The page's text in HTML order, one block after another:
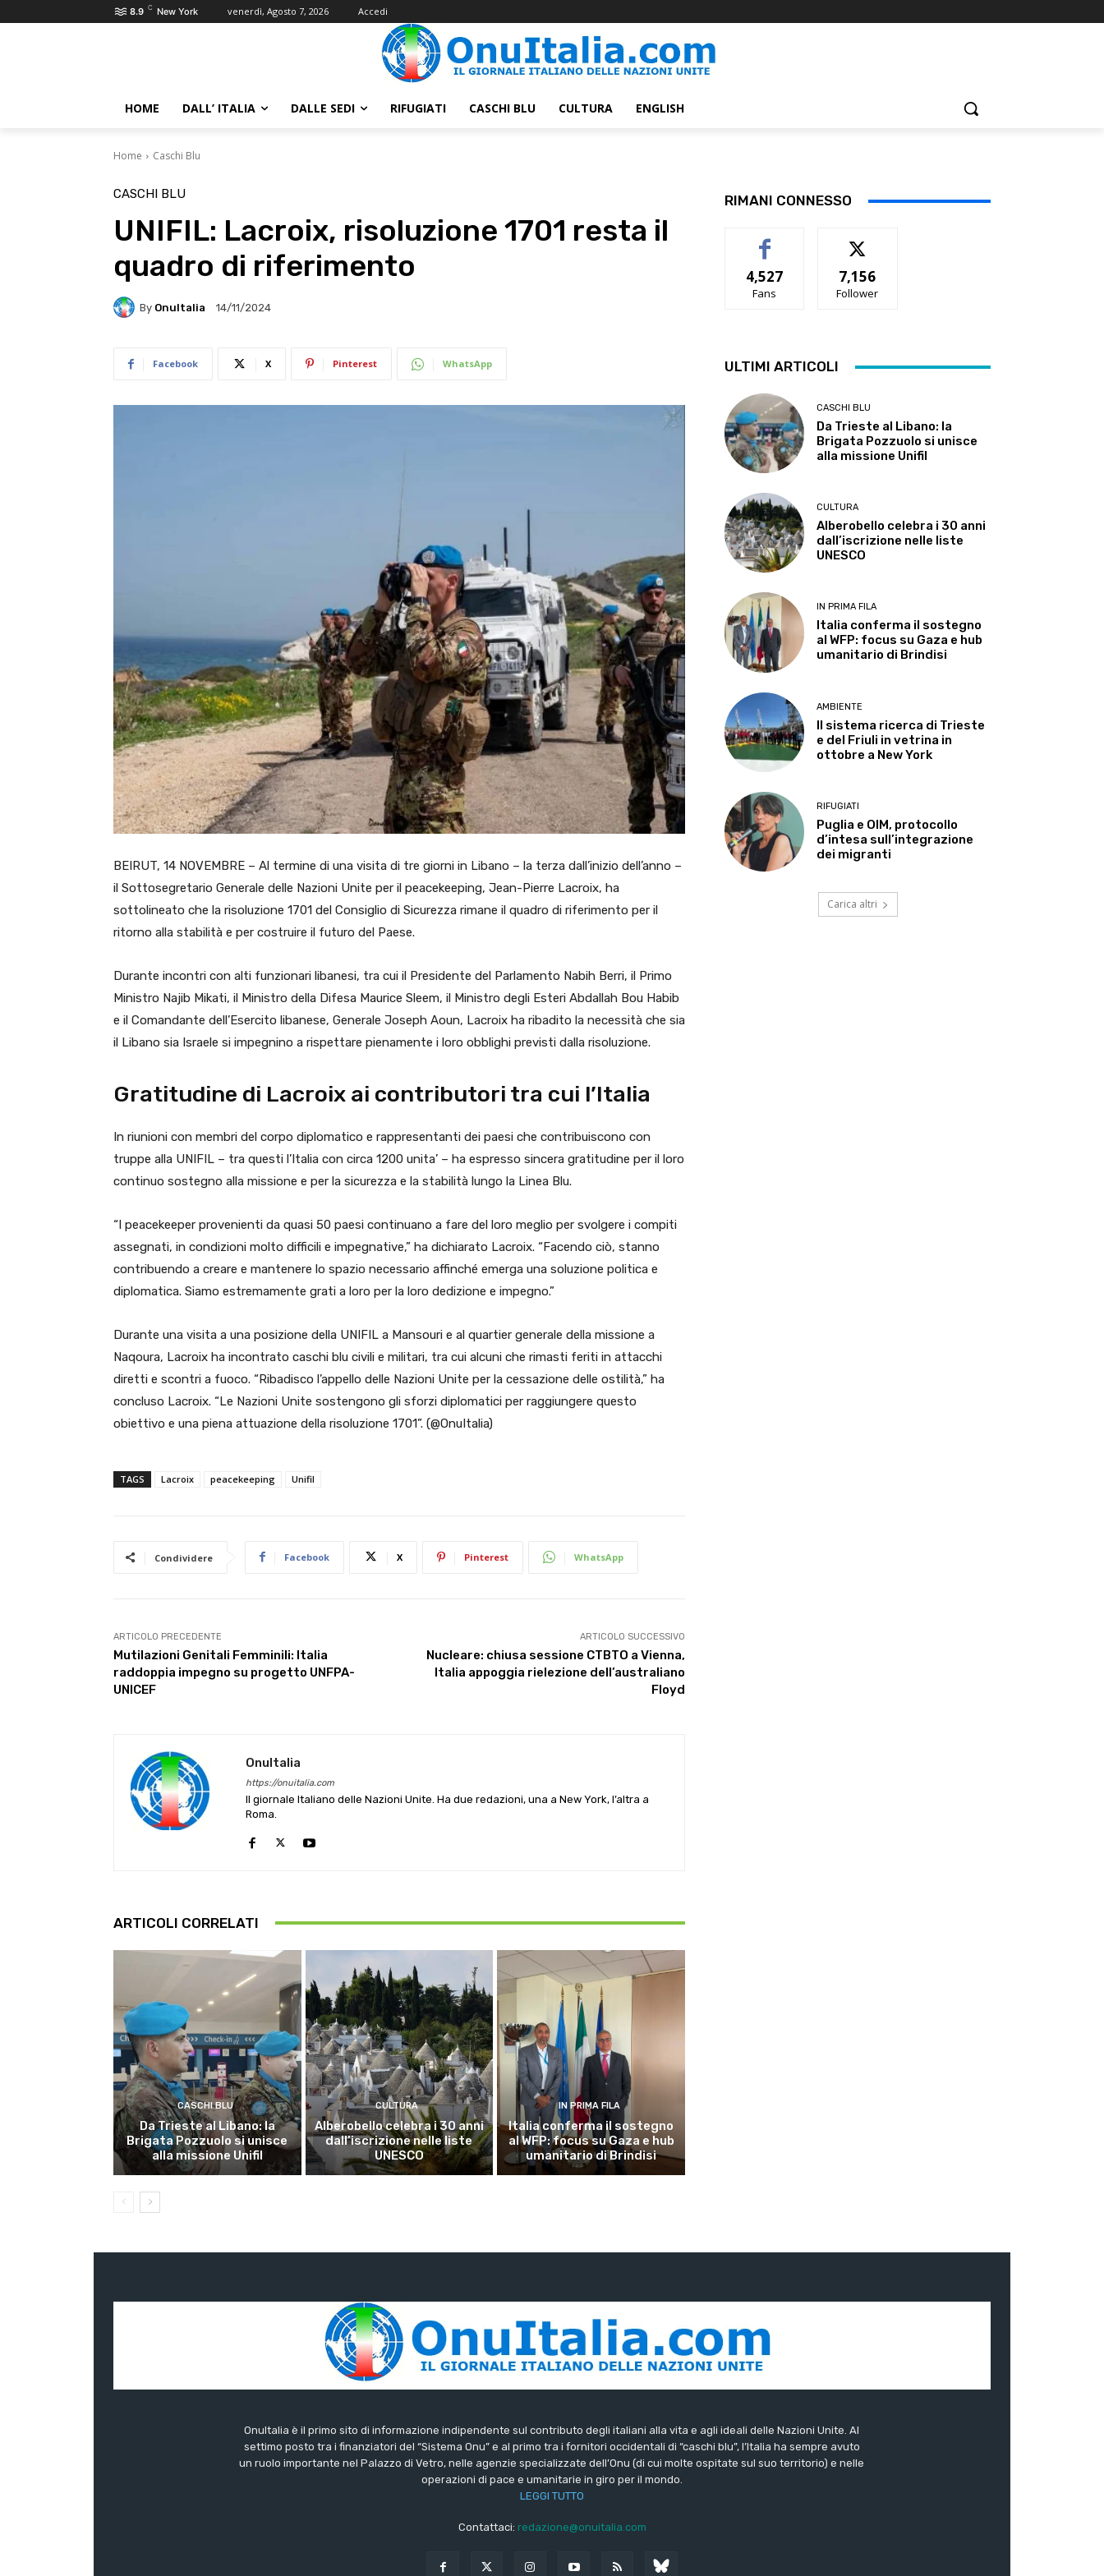
8.9 C New York venerdì, Agosto 7, 2026 Accedi
HOME DALL’ ITALIA DALLE SEDI RIFUGIATI CASCHI BLU CULTURA ENGLISH
Home Caschi Blu
CASCHI BLU
UNIFIL: Lacroix, risoluzione 1701 resta il
quadro di riferimento
By OnuItalia 14/11/2024
Facebook X Pinterest WhatsApp
BEIRUT, 14 NOVEMBRE – Al termine di una visita di tre giorni in Libano – la terza dall’inizio dell’anno –
il Sottosegretario Generale delle Nazioni Unite per il peacekeeping, Jean-Pierre Lacroix, ha
sottolineato che la risoluzione 1701 del Consiglio di Sicurezza rimane il quadro di riferimento per il
ritorno alla stabilità e per costruire il futuro del Paese.
Durante incontri con alti funzionari libanesi, tra cui il Presidente del Parlamento Nabih Berri, il Primo
Ministro Najib Mikati, il Ministro della Difesa Maurice Sleem, il Ministro degli Esteri Abdallah Bou Habib
e il Comandante dell’Esercito libanese, Generale Joseph Aoun, Lacroix ha ribadito la necessità che sia
il Libano sia Israele si impegnino a rispettare pienamente i loro obblighi previsti dalla risoluzione.
Gratitudine di Lacroix ai contributori tra cui l’Italia
In riunioni con membri del corpo diplomatico e rappresentanti dei paesi che contribuiscono con
truppe alla UNIFIL – tra questi l’Italia con circa 1200 unita’ – ha espresso sincera gratitudine per il loro
continuo sostegno alla missione e per la sicurezza e la stabilità lungo la Linea Blu.
“I peacekeeper provenienti da quasi 50 paesi continuano a fare del loro meglio per svolgere i compiti
assegnati, in condizioni molto difficili e impegnative,” ha dichiarato Lacroix. “Facendo ciò, stanno
contribuendo a creare e mantenere lo spazio necessario affinché emerga una soluzione politica e
diplomatica. Siamo estremamente grati a loro per la loro dedizione e impegno.”
Durante una visita a una posizione della UNIFIL a Mansouri e al quartier generale della missione a
Naqoura, Lacroix ha incontrato caschi blu civili e militari, tra cui alcuni che rimasti feriti in attacchi
diretti e scontri a fuoco. “Ribadisco l’appello delle Nazioni Unite per la cessazione delle ostilità,” ha
concluso Lacroix. “Le Nazioni Unite sostengono gli sforzi diplomatici per raggiungere questo
obiettivo e una piena attuazione della risoluzione 1701”. (@OnuItalia)
TAGS Lacroix peacekeeping Unifil
Condividere Facebook X Pinterest WhatsApp
ARTICOLO PRECEDENTE
Mutilazioni Genitali Femminili: Italia
raddoppia impegno su progetto UNFPA-
UNICEF
ARTICOLO SUCCESSIVO
Nucleare: chiusa sessione CTBTO a Vienna,
Italia appoggia rielezione dell’australiano
Floyd
OnuItalia
https://onuitalia.com
Il giornale Italiano delle Nazioni Unite. Ha due redazioni, una a New York, l’altra a
Roma.
ARTICOLI CORRELATI
CASCHI BLU
Da Trieste al Libano: la
Brigata Pozzuolo si unisce
alla missione Unifil
CULTURA
Alberobello celebra i 30 anni
dall’iscrizione nelle liste
UNESCO
IN PRIMA FILA
Italia conferma il sostegno
al WFP: focus su Gaza e hub
umanitario di Brindisi
RIMANI CONNESSO
4,527
Fans
7,156
Follower
ULTIMI ARTICOLI
CASCHI BLU
Da Trieste al Libano: la
Brigata Pozzuolo si unisce
alla missione Unifil
CULTURA
Alberobello celebra i 30 anni
dall’iscrizione nelle liste
UNESCO
IN PRIMA FILA
Italia conferma il sostegno
al WFP: focus su Gaza e hub
umanitario di Brindisi
AMBIENTE
Il sistema ricerca di Trieste
e del Friuli in vetrina in
ottobre a New York
RIFUGIATI
Puglia e OIM, protocollo
d’intesa sull’integrazione
dei migranti
Carica altri
OnuItalia è il primo sito di informazione indipendente sul contributo degli italiani alla vita e agli ideali delle Nazioni Unite. Al
settimo posto tra i finanziatori del “Sistema Onu” e al primo tra i fornitori occidentali di “caschi blu”, l’Italia ha sempre avuto
un ruolo importante nel Palazzo di Vetro, nelle agenzie specializzate dell’Onu (di cui molte ospitate sul suo territorio) e nelle
operazioni di pace e umanitarie in giro per il mondo.
LEGGI TUTTO
Contattaci: redazione@onuitalia.com